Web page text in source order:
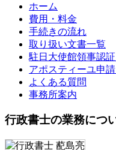
ホーム
費用・料金
手続きの流れ
取り扱い文書一覧
駐日大使館領事認
アポスティーユ申
よくある質問
事務所案内
行政書士の業務につ